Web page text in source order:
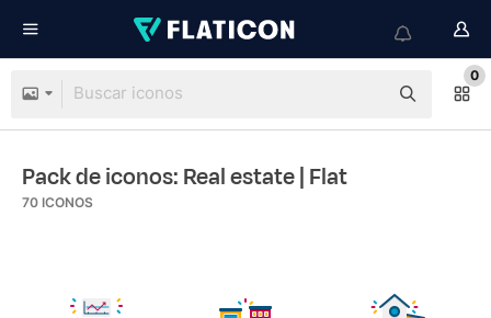
0
Pack de iconos: Real estate| Flat
70 ICONOS